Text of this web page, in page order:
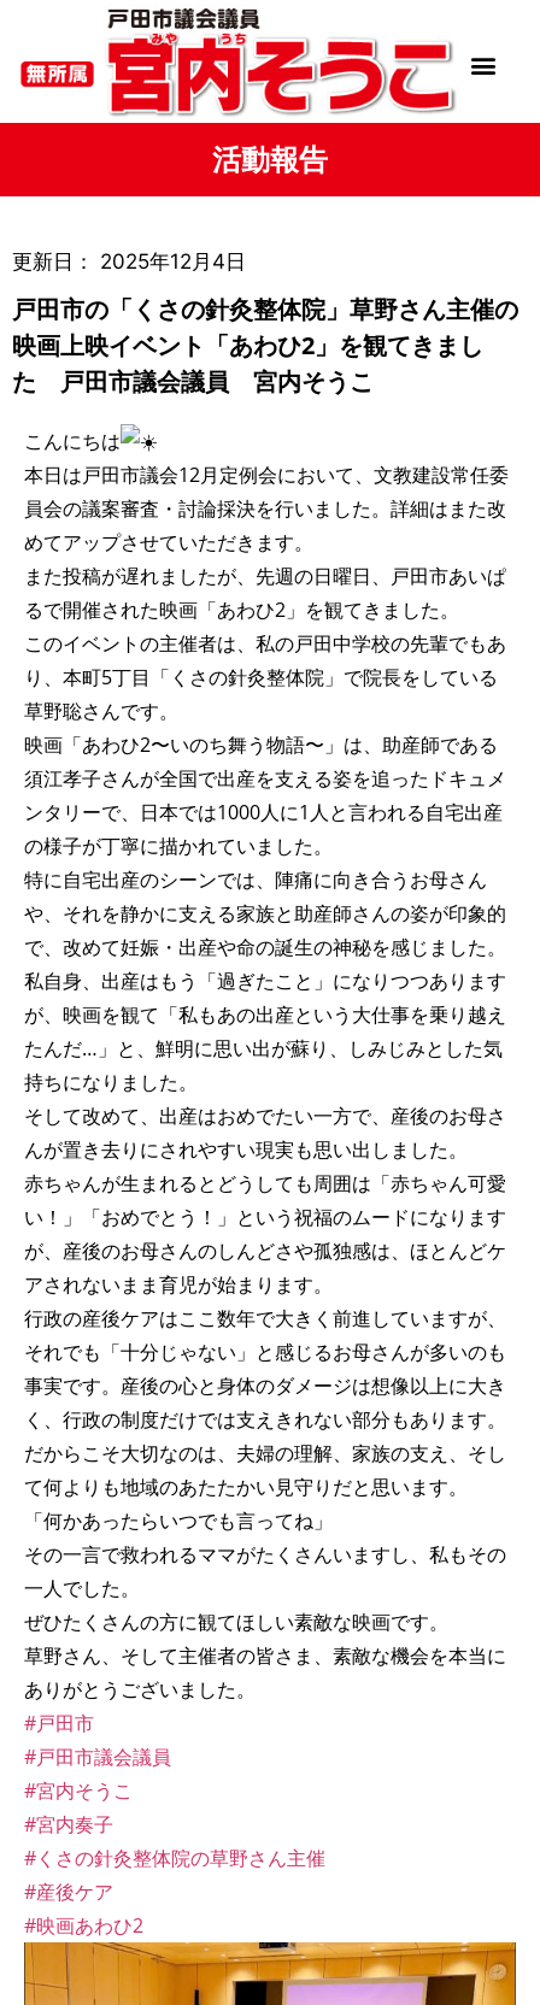
活動報告
更新日： 2025年12月4日
戸田市の「くさの針灸整体院」草野さん主催の
映画上映イベント「あわひ2」を観てきまし
た 戸田市議会議員 宮内そうこ
こんにちは
本日は戸田市議会12月定例会において、文教建設常任委
員会の議案審査・討論採決を行いました。詳細はまた改
めてアップさせていただきます。
また投稿が遅れましたが、先週の日曜日、戸田市あいぱ
るで開催された映画「あわひ2」を観てきました。
このイベントの主催者は、私の戸田中学校の先輩でもあ
り、本町5丁目「くさの針灸整体院」で院長をしている
草野聡さんです。
映画「あわひ2〜いのち舞う物語〜」は、助産師である
須江孝子さんが全国で出産を支える姿を追ったドキュメ
ンタリーで、日本では1000人に1人と言われる自宅出産
の様子が丁寧に描かれていました。
特に自宅出産のシーンでは、陣痛に向き合うお母さん
や、それを静かに支える家族と助産師さんの姿が印象的
で、改めて妊娠・出産や命の誕生の神秘を感じました。
私自身、出産はもう「過ぎたこと」になりつつあります
が、映画を観て「私もあの出産という大仕事を乗り越え
たんだ…」と、鮮明に思い出が蘇り、しみじみとした気
持ちになりました。
そして改めて、出産はおめでたい一方で、産後のお母さ
んが置き去りにされやすい現実も思い出しました。
赤ちゃんが生まれるとどうしても周囲は「赤ちゃん可愛
い！」「おめでとう！」という祝福のムードになります
が、産後のお母さんのしんどさや孤独感は、ほとんどケ
アされないまま育児が始まります。
行政の産後ケアはここ数年で大きく前進していますが、
それでも「十分じゃない」と感じるお母さんが多いのも
事実です。産後の心と身体のダメージは想像以上に大き
く、行政の制度だけでは支えきれない部分もあります。
だからこそ大切なのは、夫婦の理解、家族の支え、そし
て何よりも地域のあたたかい見守りだと思います。
「何かあったらいつでも言ってね」
その一言で救われるママがたくさんいますし、私もその
一人でした。
ぜひたくさんの方に観てほしい素敵な映画です。
草野さん、そして主催者の皆さま、素敵な機会を本当に
ありがとうございました。
#戸田市
#戸田市議会議員
#宮内そうこ
#宮内奏子
#くさの針灸整体院の草野さん主催
#産後ケア
#映画あわひ2